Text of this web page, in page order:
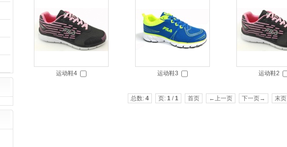
运动鞋4 运动鞋3 运动鞋2
总数: 4 页: 1 /1 首页 ←上一页 下一页→ 末页